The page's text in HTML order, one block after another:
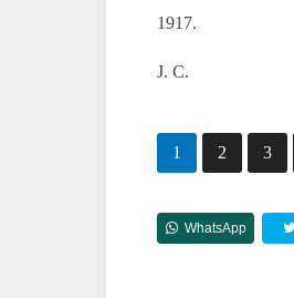
1917.
J. C.
1 2 3
WhatsApp